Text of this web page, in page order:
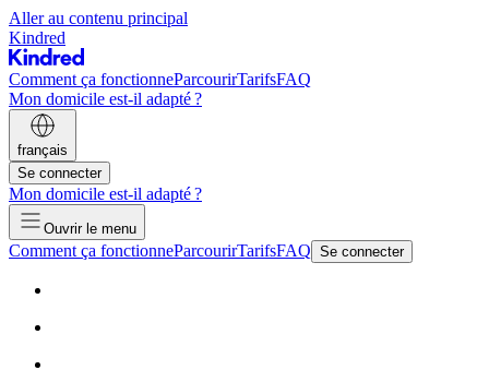
Aller au contenu principal
Kindred
Comment ça fonctionneParcourirTarifsFAQ
Mon domicile est-il adapté ?
français
Se connecter
Mon domicile est-il adapté ?
Ouvrir le menu
Comment ça fonctionneParcourirTarifsFAQ Se connecter